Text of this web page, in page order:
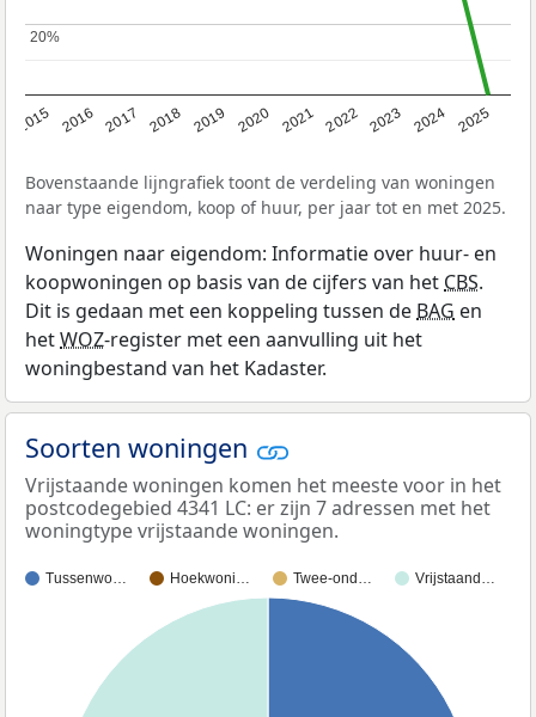
2015 2016 2017 2018 2019 2020 2021 2022 2023 2024 2025
20%
20%
Bovenstaande lijngrafiek toont de verdeling van woningen
naar type eigendom, koop of huur, per jaar tot en met 2025.
Woningen naar eigendom: Informatie over huur- en
koopwoningen op basis van de cijfers van hetCBS.
Dit is gedaan met een koppeling tussen deBAG en
hetWOZ-register met een aanvulling uit het
woningbestand van het Kadaster.
Soorten woningen
Vrijstaande woningen komen het meeste voor in het
postcodegebied 4341 LC: er zijn 7 adressen met het
woningtype vrijstaande woningen.
Tussenwo… Hoekwoni… Twee-ond… Vrijstaand…